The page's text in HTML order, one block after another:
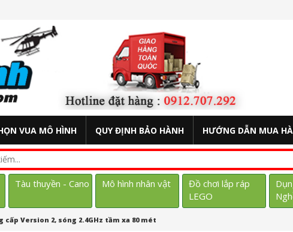
VUA MÔ HÌNH QUY ĐỊNH BẢO HÀNH HƯỚNG DẪN MUA
Tàu thuyền - Cano Mô hình nhân vật
Đồ chơi lắp ráp
LEGO
Version 2, sóng 2.4GHz tầm xa 80 mét